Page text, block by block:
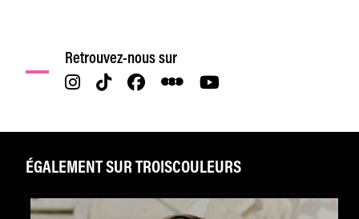
Retrouvez-nous sur
ÉGALEMENT SUR TROISCOULEURS